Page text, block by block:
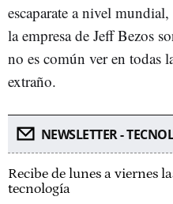
escaparate a nivel
la empresa de Jeff Bezos
no es común ver en todas
extraño.
NEWSLETTER -
Recibe de lunes a viernes
tecnología